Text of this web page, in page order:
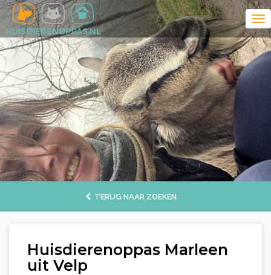
TERUG NAAR ZOEKEN
Huisdierenoppas Marleen
uit Velp